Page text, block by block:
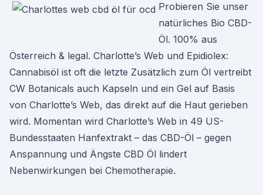
Probieren Sie unser
natürliches Bio CBD-
Öl. 100% aus
Österreich & legal. Charlotte’s Web und Epidiolex:
Cannabisöl ist oft die letzte Zusätzlich zum Öl vertreibt
CW Botanicals auch Kapseln und ein Gel auf Basis
von Charlotte’s Web, das direkt auf die Haut gerieben
wird. Momentan wird Charlotte’s Web in 49 US-
Bundesstaaten Hanfextrakt – das CBD-Öl – gegen
Anspannung und Ängste CBD Öl lindert
Nebenwirkungen bei Chemotherapie.